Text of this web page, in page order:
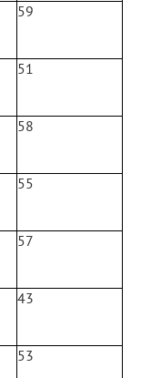
59
51
58
55
57
43
53